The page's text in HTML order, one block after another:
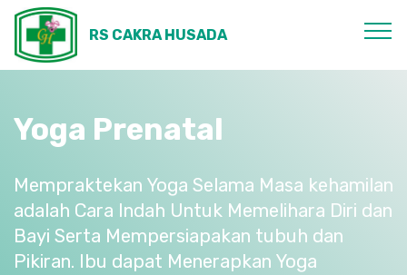
RS CAKRA HUSADA
Yoga Prenatal
Mempraktekan Yoga Selama Masa kehamilan
adalah Cara Indah Untuk Memelihara Diri dan
Bayi Serta Mempersiapakan tubuh dan
Pikiran. Ibu dapat Menerapkan Yoga